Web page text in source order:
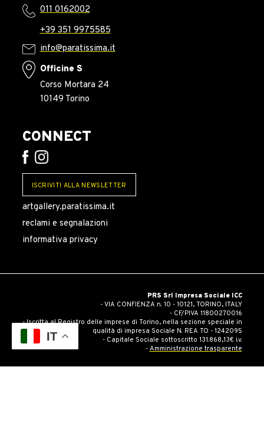
011 0162002
+39 351 9975585
info@paratissima.it
Officine S
Corso Mortara 24
10149 Torino
CONNECT
ISCRIVITI ALLA NEWSLETTER
artgallery.paratissima.it
reclami e segnalazioni
informativa privacy
PRS Srl Impresa Sociale ICC
- VIA CONFIENZA n. 10 - 10121, TORINO, ITALY
- CF/PIVA 11800270016
- Iscritta al Registro delle imprese di Torino, nella sezione speciale in
qualità di impresa Sociale N. REA TO - 1242095
- Capitale Sociale sottoscritto 131.868,13€ i.v.
- Amministrazione trasparente
IT